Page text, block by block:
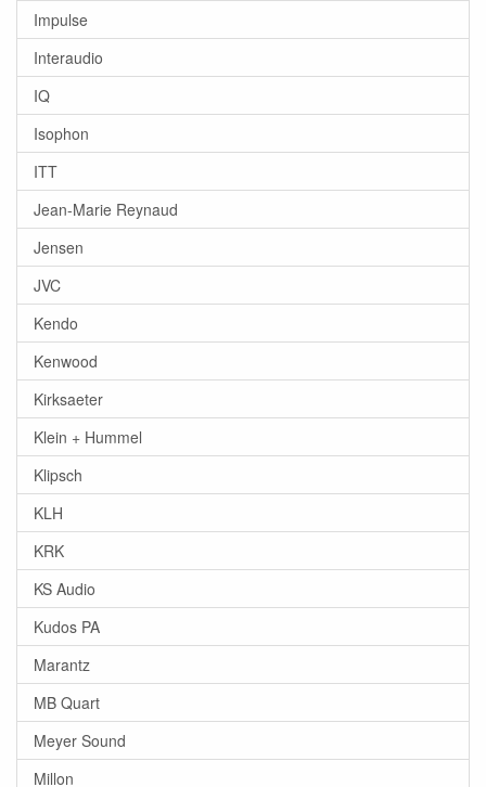
Impulse
Interaudio
IQ
Isophon
ITT
Jean-Marie Reynaud
Jensen
JVC
Kendo
Kenwood
Kirksaeter
Klein + Hummel
Klipsch
KLH
KRK
KS Audio
Kudos PA
Marantz
MB Quart
Meyer Sound
Millon